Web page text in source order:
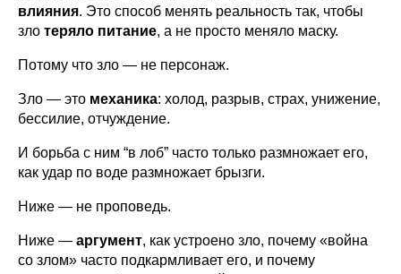
влияния. Это способ менять реальность так, чтобы
зло теряло питание, а не просто меняло маску.
Потому что зло — не персонаж.
Зло — это механика: холод, разрыв, страх, унижение,
бессилие, отчуждение.
И борьба с ним “в лоб” часто только размножает его,
как удар по воде размножает брызги.
Ниже — не проповедь.
Ниже — аргумент, как устроено зло, почему «война
со злом» часто подкармливает его, и почему